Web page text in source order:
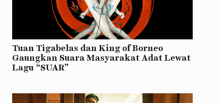
Tuan Tigabelas dan King of Borneo
Gaungkan Suara Masyarakat Adat Lewat
Lagu “SUAR”